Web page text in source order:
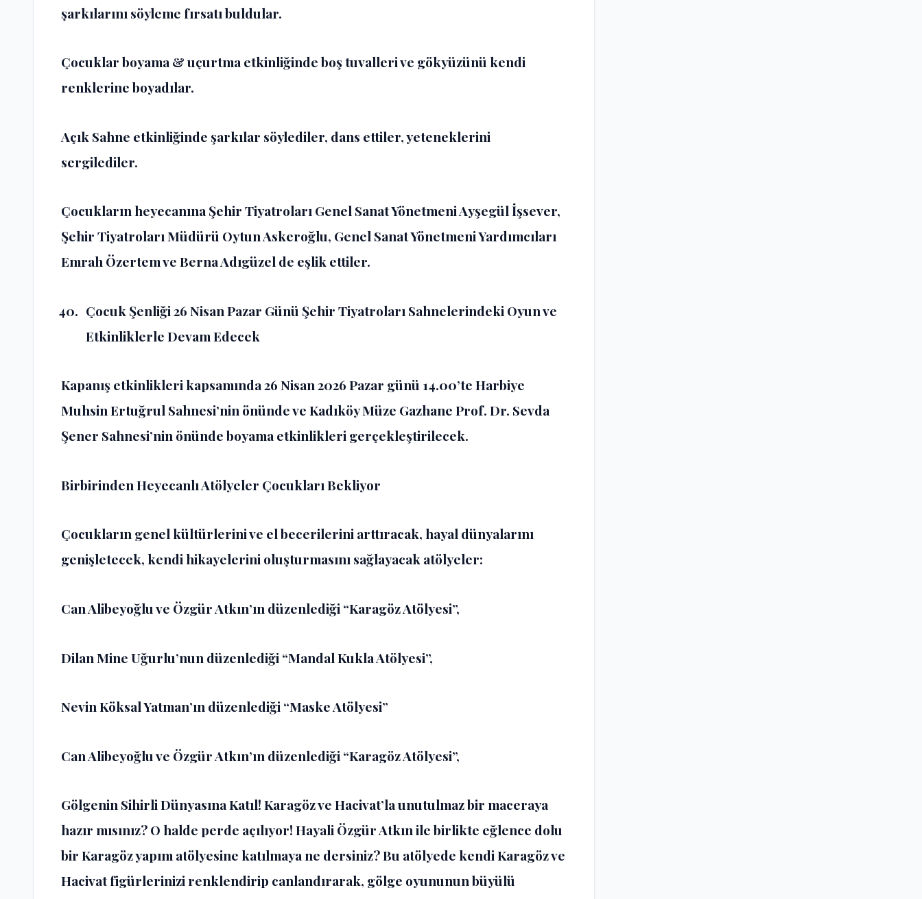
şarkılarını söyleme fırsatı buldular.
Çocuklar boyama & uçurtma etkinliğinde boş tuvalleri ve gökyüzünü kendi
renklerine boyadılar.
Açık Sahne etkinliğinde şarkılar söylediler, dans ettiler, yeteneklerini
sergilediler.
Çocukların heyecanına Şehir Tiyatroları Genel Sanat Yönetmeni Ayşegül İşsever,
Şehir Tiyatroları Müdürü Oytun Askeroğlu, Genel Sanat Yönetmeni Yardımcıları
Emrah Özertem ve Berna Adıgüzel de eşlik ettiler.
Çocuk Şenliği 26 Nisan Pazar Günü Şehir Tiyatroları Sahnelerindeki Oyun ve
Etkinliklerle Devam Edecek
Kapanış etkinlikleri kapsamında 26 Nisan 2026 Pazar günü 14.00’te Harbiye
Muhsin Ertuğrul Sahnesi’nin önünde ve Kadıköy Müze Gazhane Prof. Dr. Sevda
Şener Sahnesi’nin önünde boyama etkinlikleri gerçekleştirilecek.
Birbirinden Heyecanlı Atölyeler Çocukları Bekliyor
Çocukların genel kültürlerini ve el becerilerini arttıracak, hayal dünyalarını
genişletecek, kendi hikayelerini oluşturmasını sağlayacak atölyeler:
Can Alibeyoğlu ve Özgür Atkın’ın düzenlediği “Karagöz Atölyesi”,
Dilan Mine Uğurlu’nun düzenlediği “Mandal Kukla Atölyesi”,
Nevin Köksal Yatman’ın düzenlediği “Maske Atölyesi”
Can Alibeyoğlu ve Özgür Atkın’ın düzenlediği “Karagöz Atölyesi”,
Gölgenin Sihirli Dünyasına Katıl! Karagöz ve Hacivat’la unutulmaz bir maceraya
hazır mısınız? O halde perde açılıyor! Hayali Özgür Atkın ile birlikte eğlence dolu
bir Karagöz yapım atölyesine katılmaya ne dersiniz? Bu atölyede kendi Karagöz ve
Hacivat figürlerinizi renklendirip canlandırarak, gölge oyununun büyülü